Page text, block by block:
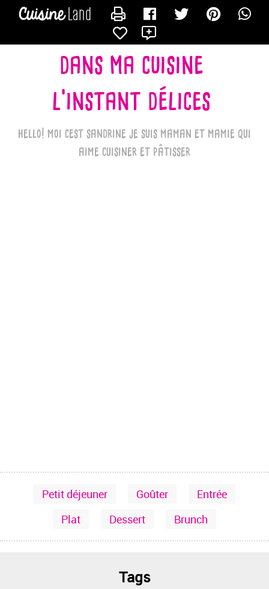
dans ma cuisine
l'instant délices
hello! moi cest sandrine je suis maman et mamie qui
aime cuisiner et pâtisser
Petit déjeuner Goûter
Entrée
Plat
Dessert Brunch
Tags
CONTACTER LES_RECETTES_DE_SANDRINE_BK